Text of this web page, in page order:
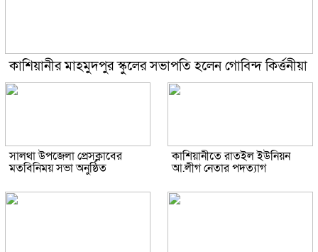
কাশিয়ানীর মাহমুদপুর স্কুলের সভাপতি হলেন গোবিন্দ কির্ত্তনীয়া
সালথা উপজেলা প্রেসক্লাবের
মতবিনিময় সভা অনুষ্ঠিত
কাশিয়ানীতে রাতইল ইউনিয়ন
আ.লীগ নেতার পদত্যাগ